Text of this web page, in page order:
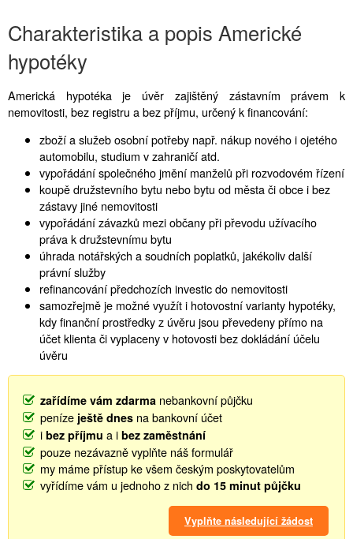
Charakteristika a popis Americké
hypotéky
Americká hypotéka je úvěr zajištěný zástavním právem k
nemovitosti, bez registru a bez příjmu, určený k financování:
zboží a služeb osobní potřeby např. nákup nového i ojetého
automobilu, studium v zahraničí atd.
vypořádání společného jmění manželů při rozvodovém řízení
koupě družstevního bytu nebo bytu od města či obce i bez
zástavy jiné nemovitosti
vypořádání závazků mezi občany při převodu užívacího
práva k družstevnímu bytu
úhrada notářských a soudních poplatků, jakékoliv další
právní služby
refinancování předchozích investic do nemovitosti
samozřejmě je možné využít i hotovostní varianty hypotéky,
kdy finanční prostředky z úvěru jsou převedeny přímo na
účet klienta či vyplaceny v hotovosti bez dokládání účelu
úvěru
zařídíme vám zdarma nebankovní půjčku
peníze ještě dnes na bankovní účet
i bez příjmu a i bez zaměstnání
pouze nezávazně vyplňte náš formulář
my máme přístup ke všem českým poskytovatelům
vyřídíme vám u jednoho z nich do 15 minut půjčku
Vyplňte následující žádost